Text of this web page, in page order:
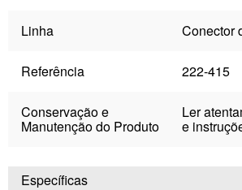
Linha Conector
Referência 222-415
Conservação e
Manutenção do Produto
Ler
e
Específicas